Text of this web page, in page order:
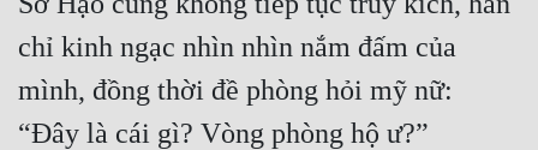
chỉ kinh ngạc nhìn nhìn nắm đấm của
mình, đồng thời đề phòng hỏi mỹ nữ: